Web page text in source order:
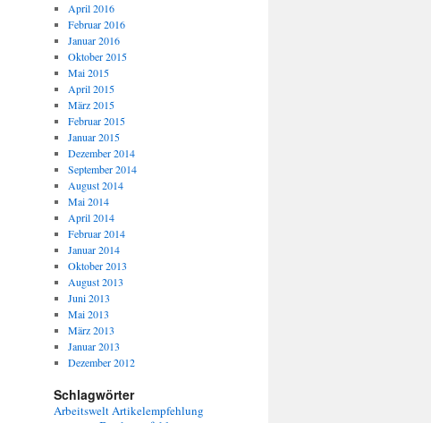
April 2016
Februar 2016
Januar 2016
Oktober 2015
Mai 2015
April 2015
März 2015
Februar 2015
Januar 2015
Dezember 2014
September 2014
August 2014
Mai 2014
April 2014
Februar 2014
Januar 2014
Oktober 2013
August 2013
Juni 2013
Mai 2013
März 2013
Januar 2013
Dezember 2012
Schlagwörter
ArbeitsweltArtikelempfehlung